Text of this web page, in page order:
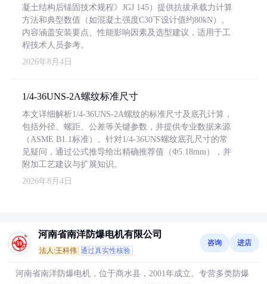
凝土结构后锚固技术规程》JGJ 145）提供抗拔承载力计算
方法和典型数值（如混凝土强度C30下设计值约80kN）。
内容涵盖安装要点、性能影响因素及选型建议，适用于工
程技术人员参考。
2026年8月4日
1/4-36UNS-2A螺纹标准尺寸
本文详细解析1/4-36UNS-2A螺纹的标准尺寸及底孔计算，
包括外径、螺距、公差等关键参数，并提供专业数据来源
（ASME B1.1标准）。针对1/4-36UNS螺纹底孔尺寸的常
见疑问，通过公式推导给出精确推荐值（Φ5.18mm），并
附加工艺建议与扩展知识。
2026年8月4日
河南省南洋防爆电机有限公司
法人:王科伟 通过真实性核验
咨询 进店
河南省南洋防爆电机，位于商水县，2001年成立。专营多类防爆